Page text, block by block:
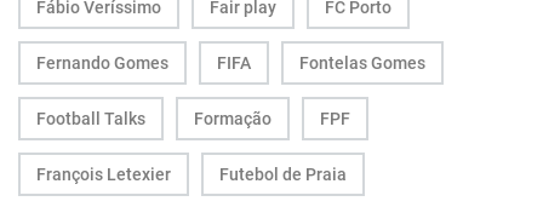
Fábio Veríssimo Fair play FC Porto
Fernando Gomes FIFA Fontelas Gomes
Football Talks Formação FPF
François Letexier Futebol de Praia